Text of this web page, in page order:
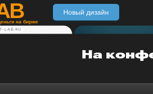
на бирже
Новый дизайн
LAB.RU